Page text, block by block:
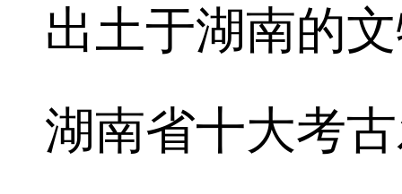
出土于湖南的
湖南省十大考